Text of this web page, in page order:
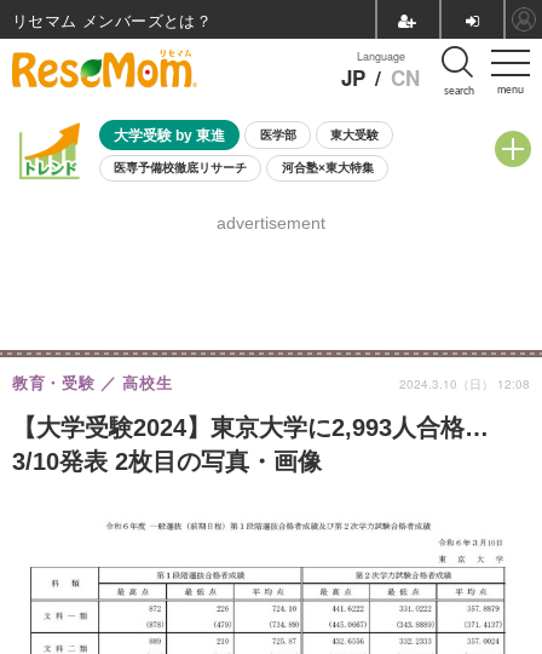
menu
Language
JP / CN search
大学受験 by 東進 医学部 東大受験
医専予備校徹底リサーチ 河合塾×東大特集
8月開催学校説明会・相談会
advertisement
【大学受験2024】東京大学に2,993人合格…
3/10発表 2枚目の写真・画像
教育・受験 高校生 2024.3.10（日） 12:08
リセマム メンバーズ